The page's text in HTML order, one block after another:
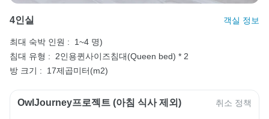
4인실 객실 정보
최대 숙박 인원 :
1~4 명)
침대 유형 :
2인용퀸사이즈침대(Queen bed) * 2
방 크기 :
17제곱미터(m2)
OwlJourney프로젝트 (아침 식사 제외) 취소 정책